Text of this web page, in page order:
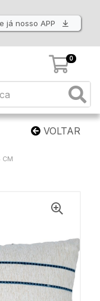
já nosso APP
0
VOLTAR
CM